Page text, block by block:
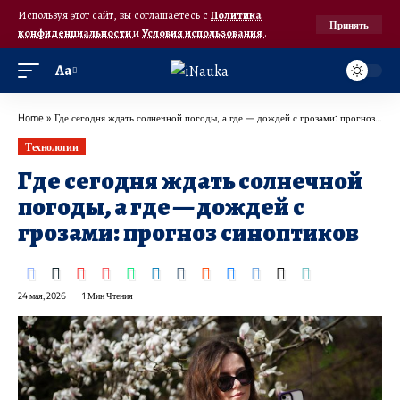
Используя этот сайт, вы соглашаетесь с Политика
конфиденциальностииУсловия использования.
Принять
Аа
Home » Где сегодня ждать солнечной погоды, а где — дождей с грозами: прогноз синоптиков
Технологии
Где сегодня ждать солнечной
погоды, а где — дождей с
грозами: прогноз синоптиков
24 мая, 2026 1 Мин Чтения